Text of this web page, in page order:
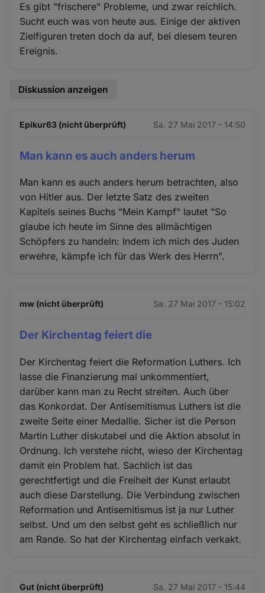
Es gibt "frischere" Probleme, und zwar reichlich.
Sucht euch was von heute aus. Einige der aktiven
Zielfiguren treten doch da auf, bei diesem teuren
Ereignis.
Diskussion anzeigen
Epikur63 (nicht überprüft) Sa. 27 Mai 2017 - 14:50
Man kann es auch anders herum
Man kann es auch anders herum betrachten, also
von Hitler aus. Der letzte Satz des zweiten
Kapitels seines Buchs "Mein Kampf" lautet "So
glaube ich heute im Sinne des allmächtigen
Schöpfers zu handeln: Indem ich mich des Juden
erwehre, kämpfe ich für das Werk des Herrn".
mw (nicht überprüft) Sa. 27 Mai 2017 - 15:02
Der Kirchentag feiert die
Der Kirchentag feiert die Reformation Luthers. Ich
lasse die Finanzierung mal unkommentiert,
darüber kann man zu Recht streiten. Auch über
das Konkordat. Der Antisemitismus Luthers ist die
zweite Seite einer Medallie. Sicher ist die Person
Martin Luther diskutabel und die Aktion absolut in
Ordnung. Ich verstehe nicht, wieso der Kirchentag
damit ein Problem hat. Sachlich ist das
gerechtfertigt und die Freiheit der Kunst erlaubt
auch diese Darstellung. Die Verbindung zwischen
Reformation und Antisemitismus ist ja nur Luther
selbst. Und um den selbst geht es schließlich nur
am Rande. So hat der Kirchentag einfach verkakt.
Gut (nicht überprüft) Sa. 27 Mai 2017 - 15:44